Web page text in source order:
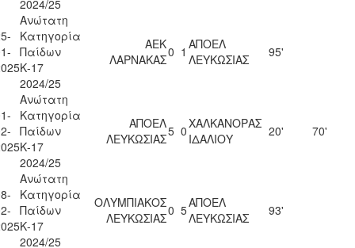
2024/25
Ανώτατη
Κατηγορία
Παίδων
Κ-17
2024/25
ΑΕΚ
ΛΑΡΝΑΚΑΣ0 1 ΑΠΟΕΛ
ΛΕΥΚΩΣΙΑΣ
95'
Ανώτατη
Κατηγορία
Παίδων
Κ-17
2024/25
ΑΠΟΕΛ
ΛΕΥΚΩΣΙΑΣ5 0ΧΑΛΚΑΝΟΡΑΣ
ΙΔΑΛΙΟΥ
20' 70'
Ανώτατη
Κατηγορία
Παίδων
Κ-17
2024/25
ΟΛΥΜΠΙΑΚΟΣ
ΛΕΥΚΩΣΙΑΣ0 5ΑΠΟΕΛ
ΛΕΥΚΩΣΙΑΣ
93'